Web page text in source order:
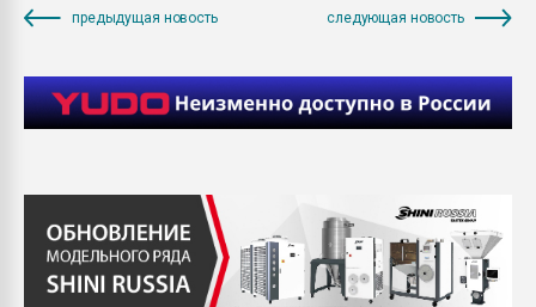
предыдущая новость следующая новость